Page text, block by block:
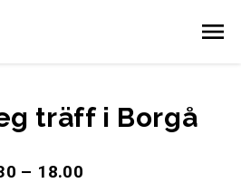
träff i Borgå
– 18.00